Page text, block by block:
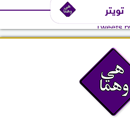
تويتر
Tweets